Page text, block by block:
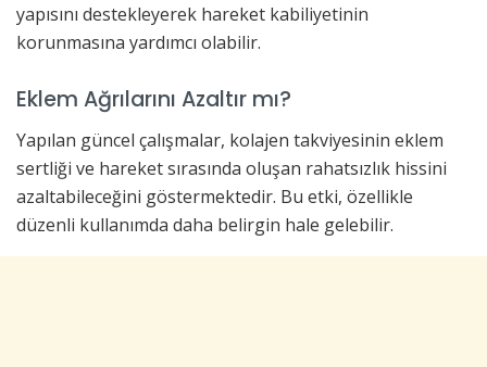
yapısını destekleyerek hareket kabiliyetinin
korunmasına yardımcı olabilir.
Eklem Ağrılarını Azaltır mı?
Yapılan güncel çalışmalar, kolajen takviyesinin eklem
sertliği ve hareket sırasında oluşan rahatsızlık hissini
azaltabileceğini göstermektedir. Bu etki, özellikle
düzenli kullanımda daha belirgin hale gelebilir.